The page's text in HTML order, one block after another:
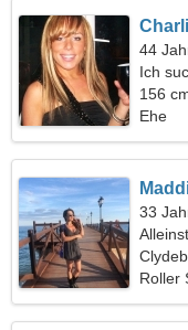
44
Ich
156
Ehe
33
Roller